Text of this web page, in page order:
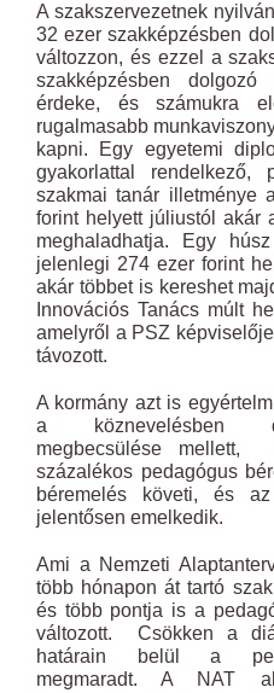
A szakszervezetnek
32 ezer szakképzésben
változzon, és ezzel a
szakképzésben dolgozó
érdeke, és számukra
rugalmasabb
kapni. Egy egyetemi
gyakorlattal rendelkező,
szakmai tanár illetménye
forint helyett júliustól akár
meghaladhatja. Egy
jelenlegi 274 ezer forint
akár többet is kereshet
Innovációs Tanács múlt
amelyről a PSZ
távozott.
A kormány azt is
a köznevelésben
megbecsülése
százalékos pedagógus
béremelés követi, és
jelentősen emelkedik.
Ami a Nemzeti
több hónapon át tartó
és több pontja is a
változott. Csökken a
határain belül a
megmaradt. A NAT